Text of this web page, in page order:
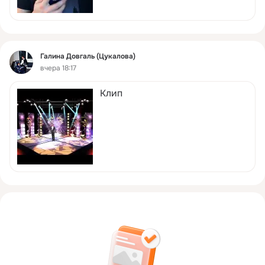
Герметично закатать, перевернуть и укутать до полного
минут на слабом огне, постоянно помешивая. Лишняя
влага испарится, консистенция станет густой и барха�
Фид
Галина Довгаль (Цукалова)
вчера 18:17
Клип